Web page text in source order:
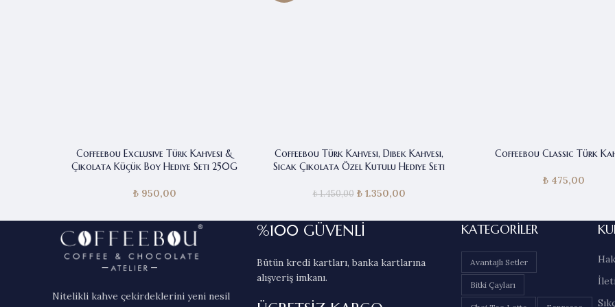
Coffeebou Exclusive Türk Kahvesi &
Çikolata Küçük Boy Hediye Seti 250G
₺950,00
Coffeebou Türk Kahvesi, Dibek Kahvesi,
Sıcak Çikolata Özel Kutulu Hediye Seti
₺1.450,00
Orijinal fiyat:
₺1.350,00
₺ 1.350,00.
Coffeebou Classic Türk
₺475,00
Nitelikli kahve çekirdeklerini yeni nesil
%100 GÜVENLİ
Bütün kredi kartları, banka kartlarına
alışveriş imkanı.
KATEGORILER
Avantajlı Setler
Bitki Çayları